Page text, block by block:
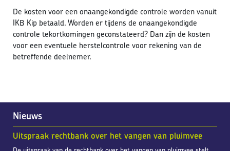
Nieuws
Uitspraak rechtbank over het vangen van pluimvee
De kosten voor een onaangekondigde controle worden vanuit
IKB Kip betaald. Worden er tijdens de onaangekondigde
controle tekortkomingen geconstateerd? Dan zijn de kosten
voor een eventuele herstelcontrole voor rekening van de
betreffende deelnemer.